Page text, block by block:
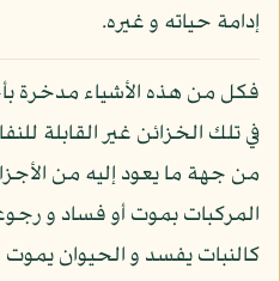
إدامة حياته و غيره.
فكل من هذه الأشياء مدخرة
في تلك الخزائن غير القابلة
من جهة ما يعود إليه من
المركبات بموت أو فساد و
كالنبات يفسد و الحيوان